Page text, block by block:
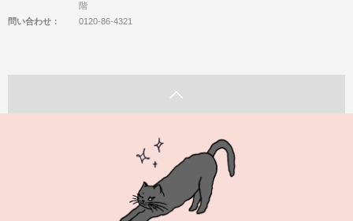
階
問い合わせ：
0120-86-4321